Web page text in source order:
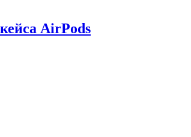
AirPods